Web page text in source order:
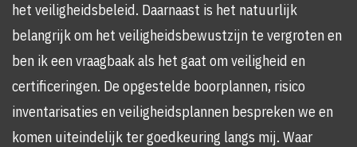
het veiligheidsbeleid. Daarnaast is het natuurlijk
belangrijk om het veiligheidsbewustzijn te vergroten en
ben ik een vraagbaak als het gaat om veiligheid en
certificeringen. De opgestelde boorplannen, risico
inventarisaties en veiligheidsplannen bespreken we en
komen uiteindelijk ter goedkeuring langs mij. Waar